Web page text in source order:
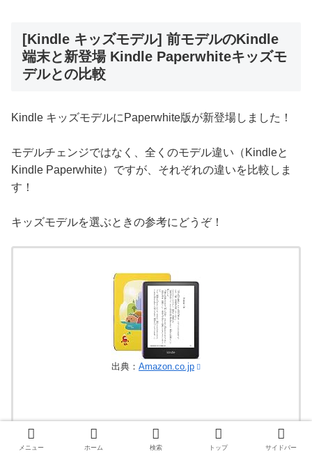
[Kindle キッズモデル] 前モデルのKindle
端末と新登場 Kindle Paperwhiteキッズモ
デルとの比較
Kindle キッズモデルにPaperwhite版が新登場しました！
モデルチェンジではなく、全くのモデル違い（Kindleと
Kindle Paperwhite）ですが、それぞれの違いを比較しま
す！
キッズモデルを選ぶときの参考にどうぞ！
出典： Amazon.co.jp
メニュー ホーム 検索 トップ サイドバー